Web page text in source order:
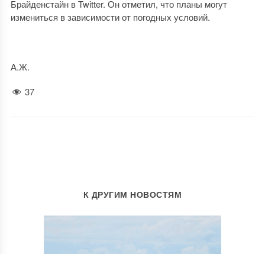
Брайденстайн в Twitter. Он отметил, что планы могут
измениться в зависимости от погодных условий.
А.Ж.
37
К ДРУГИМ НОВОСТЯМ